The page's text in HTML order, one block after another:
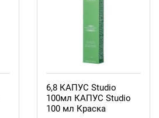
6,8 КАПУС Studio
100мл КАПУС Studio
100 мл Краска